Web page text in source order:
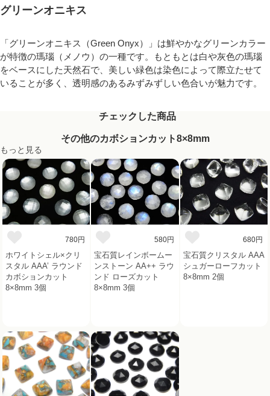
グリーンオニキス
「グリーンオニキス（Green Onyx）」は鮮やかなグリーンカラー
が特徴の瑪瑙（メノウ）の一種です。もともとは白や灰色の瑪瑙
をベースにした天然石で、美しい緑色は染色によって際立たせて
いることが多く、透明感のあるみずみずしい色合いが魅力です。
チェックした商品
その他のカボションカット8×8mm
もっと見る
780円
ホワイトシェル×クリ
スタル AAA’ ラウンド
カボションカット
8×8mm 3個
580円
宝石質レインボームー
ンストーン AA++ ラウ
ンド ローズカット
8×8mm 3個
680円
宝石質クリスタル AAA
シュガーローフカット
8×8mm 2個